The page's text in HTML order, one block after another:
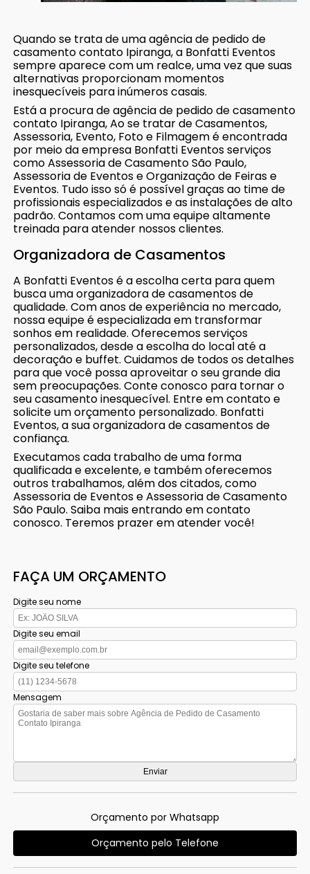
Quando se trata de uma agência de pedido de
casamento contato Ipiranga, a Bonfatti Eventos
sempre aparece com um realce, uma vez que suas
alternativas proporcionam momentos
inesquecíveis para inúmeros casais.
Está a procura de agência de pedido de casamento
contato Ipiranga, Ao se tratar de Casamentos,
Assessoria, Evento, Foto e Filmagem é encontrada
por meio da empresa Bonfatti Eventos serviços
como Assessoria de Casamento São Paulo,
Assessoria de Eventos e Organização de Feiras e
Eventos. Tudo isso só é possível graças ao time de
profissionais especializados e as instalações de alto
padrão. Contamos com uma equipe altamente
treinada para atender nossos clientes.
Organizadora de Casamentos
A Bonfatti Eventos é a escolha certa para quem
busca uma organizadora de casamentos de
qualidade. Com anos de experiência no mercado,
nossa equipe é especializada em transformar
sonhos em realidade. Oferecemos serviços
personalizados, desde a escolha do local até a
decoração e buffet. Cuidamos de todos os detalhes
para que você possa aproveitar o seu grande dia
sem preocupações. Conte conosco para tornar o
seu casamento inesquecível. Entre em contato e
solicite um orçamento personalizado. Bonfatti
Eventos, a sua organizadora de casamentos de
confiança.
Executamos cada trabalho de uma forma
qualificada e excelente, e também oferecemos
outros trabalhamos, além dos citados, como
Assessoria de Eventos e Assessoria de Casamento
São Paulo. Saiba mais entrando em contato
conosco. Teremos prazer em atender você!
FAÇA UM ORÇAMENTO
Digite seu nome
Digite seu email
Digite seu telefone
Mensagem
Orçamento por Whatsapp
Orçamento pelo Telefone